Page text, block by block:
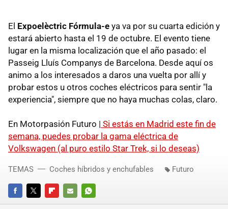
El Expoelèctric Fórmula-e ya va por su cuarta edición y
estará abierto hasta el 19 de octubre. El evento tiene
lugar en la misma localización que el año pasado: el
Passeig Lluís Companys de Barcelona. Desde aquí os
animo a los interesados a daros una vuelta por allí y
probar estos u otros coches eléctricos para sentir "la
experiencia", siempre que no haya muchas colas, claro.
En Motorpasión Futuro | Si estás en Madrid este fin de
semana, puedes probar la gama eléctrica de
Volkswagen (al puro estilo Star Trek, si lo deseas)
FACEBOOKTWITTERFLIPBOARD
E-
WHATSAPP
TEMAS Coches híbridos y enchufables Futuro